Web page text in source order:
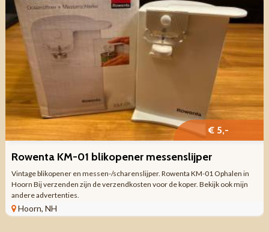
€ 5,-
Rowenta KM-01 blikopener messenslijper
Vintage blikopener en messen-/scharenslijper. Rowenta KM-01 Ophalen in
Hoorn Bij verzenden zijn de verzendkosten voor de koper. Bekijk ook mijn
andere advertenties.
Hoorn, NH